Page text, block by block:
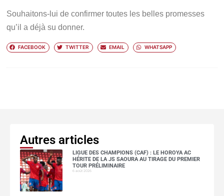
Souhaitons-lui de confirmer toutes les belles promesses
qu’il a déjà su donner.
FACEBOOK TWITTER EMAIL WHATSAPP
Autres articles
LIGUE DES CHAMPIONS (CAF) : LE HOROYA AC
HÉRITE DE LA JS SAOURA AU TIRAGE DU PREMIER
TOUR PRÉLIMINAIRE
6 août 2026